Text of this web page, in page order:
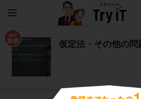
仮定法・その他の問